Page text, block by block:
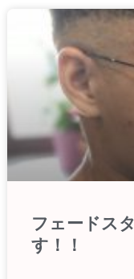
フェードス
す！！